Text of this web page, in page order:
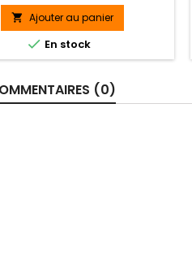
 Ajouter au panier
 En stock
(0)